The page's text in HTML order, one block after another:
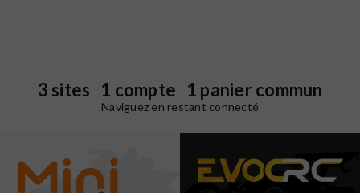
3 sites 1 compte 1 panier commun
Naviguez en restant connecté